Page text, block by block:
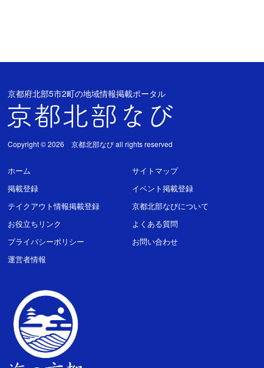
京都府北部5市2町の地域情報掲載ポータル
Copyright © 2026 京都北部なび all rights reserved
ホーム
サイトマップ
掲載登録
イベント掲載登録
テイクアウト情報掲載登録
京都北部なびについて
お役立ちリンク
よくある質問
プライバシーポリシー
お問い合わせ
運営者情報